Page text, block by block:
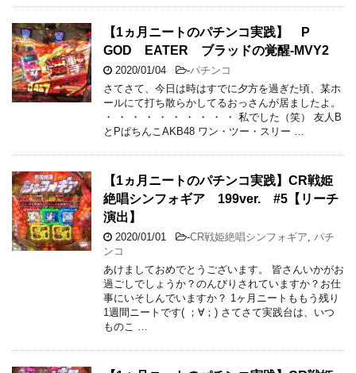
【1ヵ月ニートのパチンコ実践】 P
GOD EATER ブラッドの覚醒-MVY2
2020/01/04 -パチンコ
さてさて、今日は時はすでに夕方を過ぎた頃、某ホ
ールにて打ち散らかしてるおっさんが居ましたよ。
・ ・ ・ ・ ・ ・ ・ ・ ・ ・ 私でした（笑） 友人B
とPぱちんこAKB48 ワン・ツー・スリー …
【1ヵ月ニートのパチンコ実践】CR戦姫
絶唱シンフォギア 199ver. #5【リーチ
演出】
2020/01/01 -CR戦姫絶唱シンフォギア
パチ
ンコ
あけましておめでとうございます。 皆さんいかがお
過ごしでしょうか？のんびりされていますか？お仕
事にいそしんでいますか？ 1ヶ月ニートももう残り
1週間ニートです( ；∀；) さてさて実践台は、いつ
ものこ …